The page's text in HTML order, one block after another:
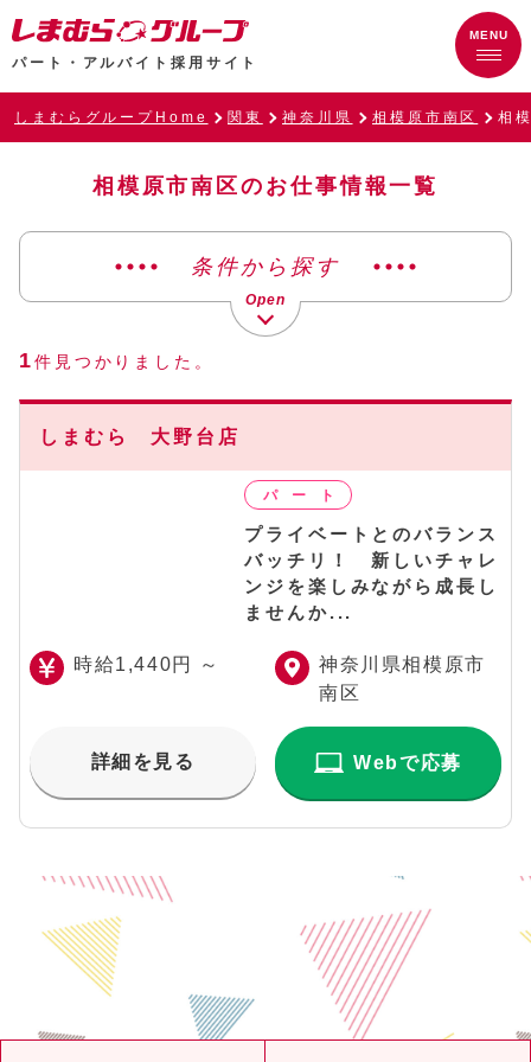
パート・アルバイト採用サイト
しまむらグループHome 関東 神奈川県 相模原市南区 相
相模原市南区のお仕事情報一覧
条件から探す
1件見つかりました。
しまむら 大野台店
プライベートとのバランス
バッチリ！ 新しいチャレ
ンジを楽しみながら成長し
ませんか...
時給1,440円 ～
神奈川県相模原市
南区
詳細を見る Webで応募